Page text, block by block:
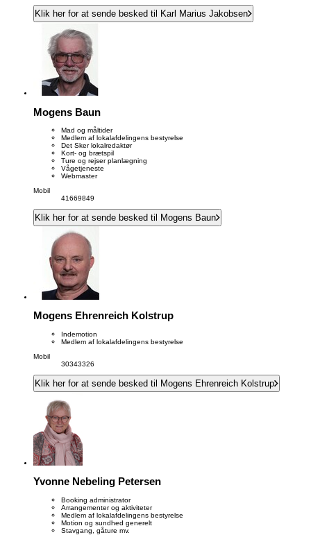
Klik her for at sende besked til Karl Marius Jakobsen
Mogens Baun
Mad og måltider
Medlem af lokalafdelingens bestyrelse
Det Sker lokalredaktør
Kort- og brætspil
Ture og rejser planlægning
Vågetjeneste
Webmaster
Mobil
41669849
Klik her for at sende besked til Mogens Baun
Mogens Ehrenreich Kolstrup
Indemotion
Medlem af lokalafdelingens bestyrelse
Mobil
30343326
Klik her for at sende besked til Mogens Ehrenreich Kolstrup
Yvonne Nebeling Petersen
Booking administrator
Arrangementer og aktiviteter
Medlem af lokalafdelingens bestyrelse
Motion og sundhed generelt
Stavgang, gåture mv.